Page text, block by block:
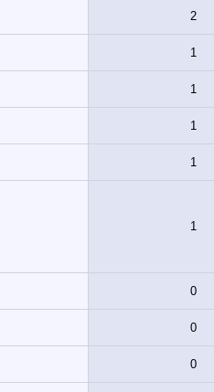
2
1
1
1
1
1
0
0
0